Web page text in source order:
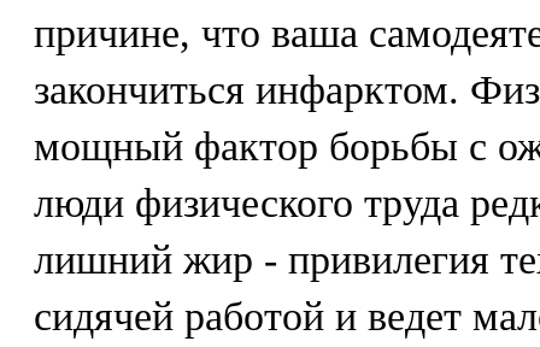
причине, что ваша
закончиться инфарктом.
мощный фактор борьбы с
люди физического труда
лишний жир - привилегия
сидячей работой и ведет